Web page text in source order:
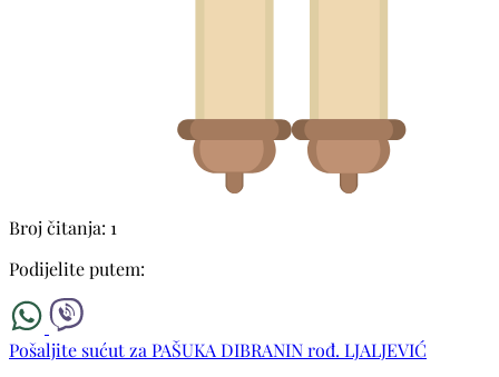
Broj čitanja: 1
Podijelite putem:
Pošaljite sućut za PAŠUKA DIBRANIN rođ. LJALJEVIĆ